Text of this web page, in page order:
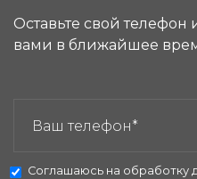
Оставьте свой телефон
вами в ближайшее
Соглашаюсь на обработку